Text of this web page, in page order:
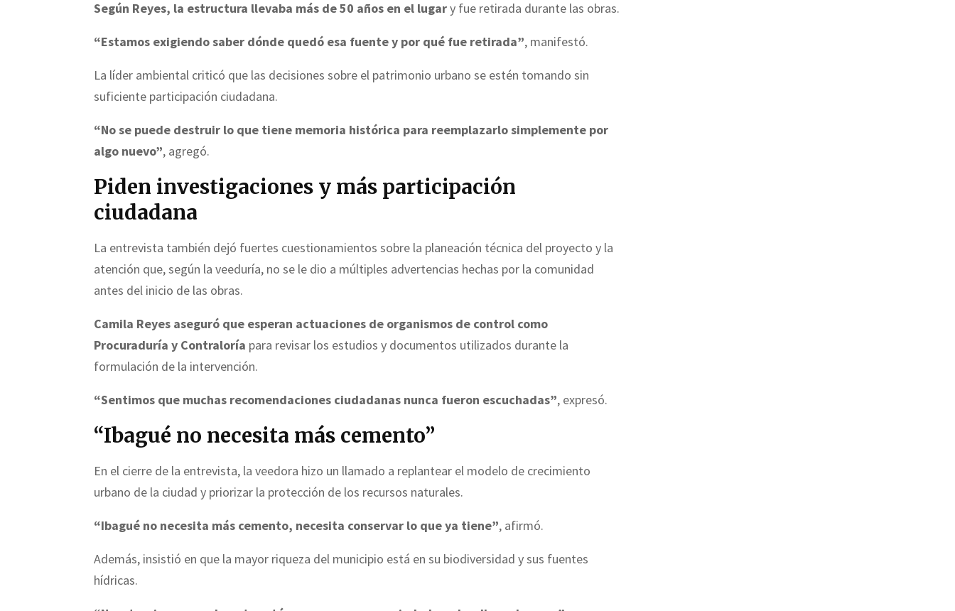
Según Reyes, la estructura llevaba más de 50 años en el lugary fue retirada durante las obras.
“Estamos exigiendo saber dónde quedó esa fuente y por qué fue retirada”, manifestó.
La líder ambiental criticó que las decisiones sobre el patrimonio urbano se estén tomando sin
suficiente participación ciudadana.
“No se puede destruir lo que tiene memoria histórica para reemplazarlo simplemente por
algo nuevo”, agregó.
Piden investigaciones y más participación
ciudadana
La entrevista también dejó fuertes cuestionamientos sobre la planeación técnica del proyecto y la
atención que, según la veeduría, no se le dio a múltiples advertencias hechas por la comunidad
antes del inicio de las obras.
Camila Reyes aseguró que esperan actuaciones de organismos de control como
Procuraduría y Contraloría para revisar los estudios y documentos utilizados durante la
formulación de la intervención.
“Sentimos que muchas recomendaciones ciudadanas nunca fueron escuchadas”, expresó.
“Ibagué no necesita más cemento”
En el cierre de la entrevista, la veedora hizo un llamado a replantear el modelo de crecimiento
urbano de la ciudad y priorizar la protección de los recursos naturales.
“Ibagué no necesita más cemento, necesita conservar lo que ya tiene”, afirmó.
Además, insistió en que la mayor riqueza del municipio está en su biodiversidad y sus fuentes
hídricas.